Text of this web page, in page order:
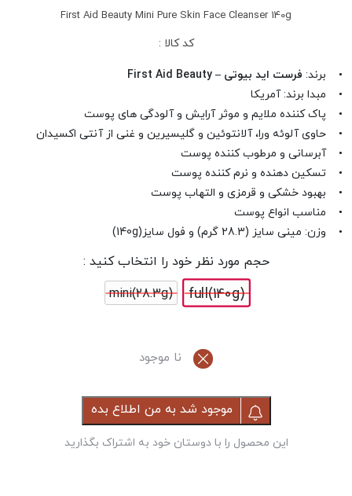
First Aid Beauty Mini Pure Skin Face Cleanser 140g
کد کالا :
• برند: فرست اید بیوتی – First Aid Beauty
• مبدا برند: آمریکا
• پاک کننده ملایم و موثر آرایش و آلودگی های پوست
• حاوی آلوئه ورا، آلانتوئین و گلیسیرین و غنی از آنتی اکسیدان
• آبرسانی و مرطوب کننده پوست
• تسکین دهنده و نرم کننده پوست
• بهبود خشکی و قرمزی و التهاب پوست
• مناسب انواع پوست
• وزن: مینی سایز (28.3 گرم) و فول سایز(140g)
حجم مورد نظر خود را انتخاب کنید :
full(140g)
mini(28.3g)
نا موجود
موجود شد به من اطلاع بده
این محصول را با دوستان خود به اشتراک بگذارید